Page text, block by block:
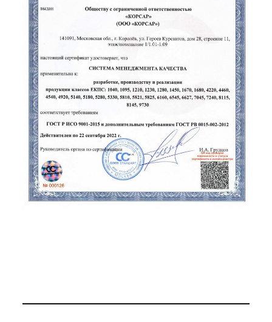
Производство
Пресс-центр
Применение